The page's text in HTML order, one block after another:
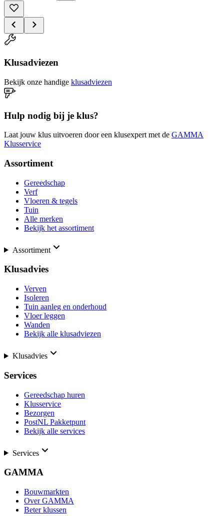
Klusadviezen
Bekijk onze handige klusadviezen
Hulp nodig bij je klus?
Laat jouw klus uitvoeren door een klusexpert met de GAMMA
Klusservice
Assortiment
Gereedschap
Verf
Vloeren & tegels
Tuin
Alle merken
Bekijk het assortiment
Assortiment
Klusadvies
Verven
Isoleren
Tuin aanleg en onderhoud
Vloer leggen
Wanden
Bekijk alle klusadviezen
Klusadvies
Services
Gereedschap huren
Klusservice
Bezorgen
PostNL Pakketpunt
Bekijk alle services
Services
GAMMA
Bouwmarkten
Over GAMMA
Beter klussen